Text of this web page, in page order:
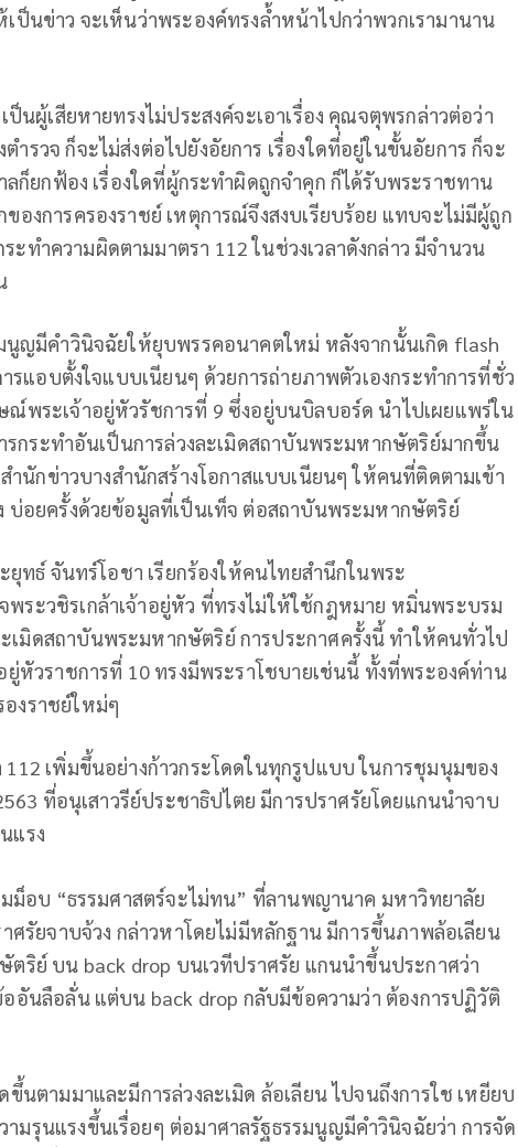
ป็นข่าว จะเห็นว่าพระองค์ทรงล้ำหน้าไปกว่าพวกเรามานาน
ป็นผู้เสียหายทรงไม่ประสงค์จะเอาเรื่อง คุณจตุพรกล่าวต่อว่า
ำรวจ ก็จะไม่ส่งต่อไปยังอัยการ เรื่องใดที่อยู่ในขั้นอัยการ ก็จะ
ลก็ยกฟ้อง เรื่องใดที่ผู้กระทำผิดถูกจำคุก ก็ได้รับพระราชทาน
องการครองราชย์ เหตุการณ์จึงสงบเรียบร้อย แทบจะไม่มีผู้ถูก
ะทำความผิดตามมาตรา 112 ในช่วงเวลาดังกล่าว มีจำนวน
นูญมีคำวินิจฉัยให้ยุบพรรคอนาคตใหม่ หลังจากนั้นเกิด flash
รแอบตั้งใจแบบเนียนๆ ด้วยการถ่ายภาพตัวเองกระทำการที่ชั่ว
พระเจ้าอยู่หัวรัชการที่ 9 ซึ่งอยู่บนบิลบอร์ด นำไปเผยแพร่ใน
กระทำอันเป็นการล่วงละเมิดสถาบันพระมหากษัตริย์มากขึ้น
ำนักข่าวบางสำนักสร้างโอกาสแบบเนียนๆ ให้คนที่ติดตามเข้า
บ่อยครั้งด้วยข้อมูลที่เป็นเท็จ ต่อสถาบันพระมหากษัตริย์
ทธ์ จันทร์โอชา เรียกร้องให้คนไทยสำนึกในพระ
ระวชิรเกล้าเจ้าอยู่หัว ที่ทรงไม่ให้ใช้กฎหมาย หมิ่นพระบรม
เมิดสถาบันพระมหากษัตริย์ การประกาศครั้งนี้ ทำให้คนทั่วไป
ยู่หัวราชการที่ 10 ทรงมีพระราโชบายเช่นนี้ ทั้งที่พระองค์ท่าน
งราชย์ใหม่ๆ
เพิ่มขึ้นอย่างก้าวกระโดดในทุกรูปแบบ ในการชุมนุมของ
ที่อนุเสาวรีย์ประชาธิปไตย มีการปราศรัยโดยแกนนำจาบ
แรง
ม็อบ “ธรรมศาสตร์จะไม่ทน” ที่ลานพญานาค มหาวิทยาลัย
ศรัยจาบจ้วง กล่าวหาโดยไม่มีหลักฐาน มีการขึ้นภาพล้อเลียน
ตริย์ บน back drop บนเวทีปราศรัย แกนนำขึ้นประกาศว่า
อันลือลั่น แต่บน back drop กลับมีข้อความว่า ต้องการปฏิวัติ
นตามมาและมีการล่วงละเมิด ล้อเลียน ไปจนถึงการใช เหยียบ
มรุนแรงขึ้นเรื่อยๆ ต่อมาศาลรัฐธรรมนูญมีคำวินิจฉัยว่า การจัด